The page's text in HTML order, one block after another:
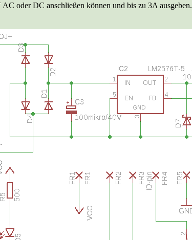
oder DC anschließen können und bis zu 3A ausgeben.